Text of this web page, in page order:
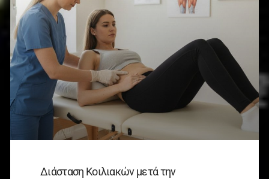
Διάσταση Κοιλιακών μετά την